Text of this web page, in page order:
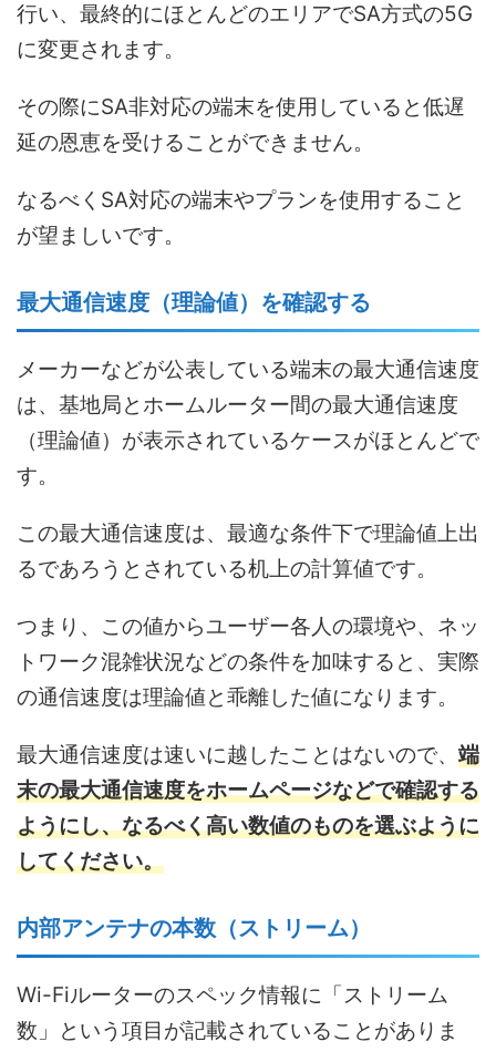
行い、最終的にほとんどのエリアでSA方式の5G
に変更されます。
その際にSA非対応の端末を使用していると低遅
延の恩恵を受けることができません。
なるべくSA対応の端末やプランを使用すること
が望ましいです。
最大通信速度（理論値）を確認する
メーカーなどが公表している端末の最大通信速度
は、基地局とホームルーター間の最大通信速度
（理論値）が表示されているケースがほとんどで
す。
この最大通信速度は、最適な条件下で理論値上出
るであろうとされている机上の計算値です。
つまり、この値からユーザー各人の環境や、ネッ
トワーク混雑状況などの条件を加味すると、実際
の通信速度は理論値と乖離した値になります。
最大通信速度は速いに越したことはないので、 端
末の最大通信速度をホームページなどで確認する
ようにし、なるべく高い数値のものを選ぶように
してください。
内部アンテナの本数（ストリーム）
Wi-Fiルーターのスペック情報に「ストリーム
数」という項目が記載されていることがありま